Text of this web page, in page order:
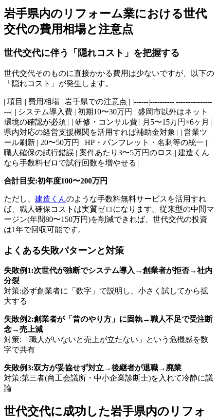
岩手県内のリフォーム業における世代
交代の費用相場と注意点
世代交代に伴う「隠れコスト」を把握する
世代交代そのものに直接かかる費用は少ないですが、以下の
「隠れコスト」が発生します。
| 項目 | 費用相場 | 岩手県での注意点 | |------|----------|---------------
---| | システム導入費 | 初期10〜30万円 | 盛岡市以外はネット
環境の確認が必須 | | 研修・コンサル費 | 月5〜15万円×6ヶ月 |
県内対応の経営支援機関を活用すれば補助金対象 | | 営業ツ
ール刷新 | 20〜50万円 | HP・パンフレット・名刺等の統一 | |
職人確保の試行錯誤 | 案件あたり3〜5万円のロス | 建造くん
なら手数料ゼロで試行回数を増やせる |
合計目安:初年度100〜200万円
ただし、 建造くんのような手数料無料サービスを活用すれ
ば、職人確保コストは実質ゼロになります。従来型の中間マ
ージン(年間80〜150万円)を削減できれば、世代交代の投資
は1年で回収可能です。
よくある失敗パターンと対策
失敗例1:次世代が独断でシステム導入→創業者が拒否→社内
分裂
対策:必ず創業者に「数字」で説明し、小さく試してから拡
大する
失敗例2:創業者が「昔のやり方」に固執→職人不足で受注断
念→売上減
対策:「職人がいないと売上が立たない」という危機感を数
字で共有
失敗例3:双方が妥協せず対立→後継者が退職→廃業
対策:第三者(商工会議所・中小企業診断士)を入れて冷静に議
論
世代交代に成功した岩手県内のリフォ